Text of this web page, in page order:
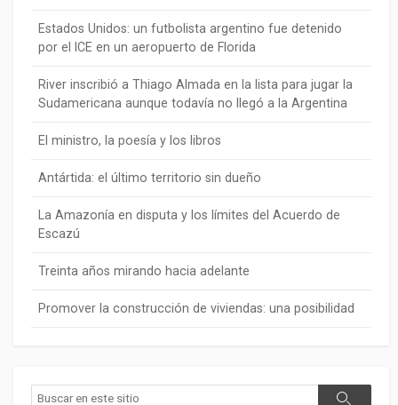
Estados Unidos: un futbolista argentino fue detenido
por el ICE en un aeropuerto de Florida
River inscribió a Thiago Almada en la lista para jugar la
Sudamericana aunque todavía no llegó a la Argentina
El ministro, la poesía y los libros
Antártida: el último territorio sin dueño
La Amazonía en disputa y los límites del Acuerdo de
Escazú
Treinta años mirando hacia adelante
Promover la construcción de viviendas: una posibilidad
Buscar